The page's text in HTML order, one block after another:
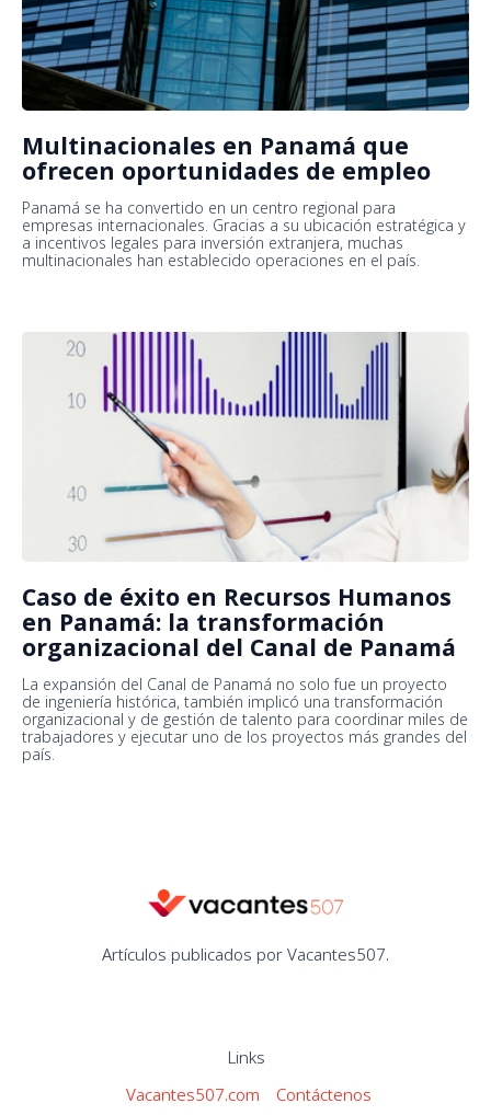
Multinacionales en Panamá que
ofrecen oportunidades de empleo
Panamá se ha convertido en un centro regional para
empresas internacionales. Gracias a su ubicación estratégica y
a incentivos legales para inversión extranjera, muchas
multinacionales han establecido operaciones en el país.
Caso de éxito en Recursos Humanos
en Panamá: la transformación
organizacional del Canal de Panamá
La expansión del Canal de Panamá no solo fue un proyecto
de ingeniería histórica, también implicó una transformación
organizacional y de gestión de talento para coordinar miles de
trabajadores y ejecutar uno de los proyectos más grandes del
país.
Artículos publicados por Vacantes507.
Links
Vacantes507.com
Contáctenos